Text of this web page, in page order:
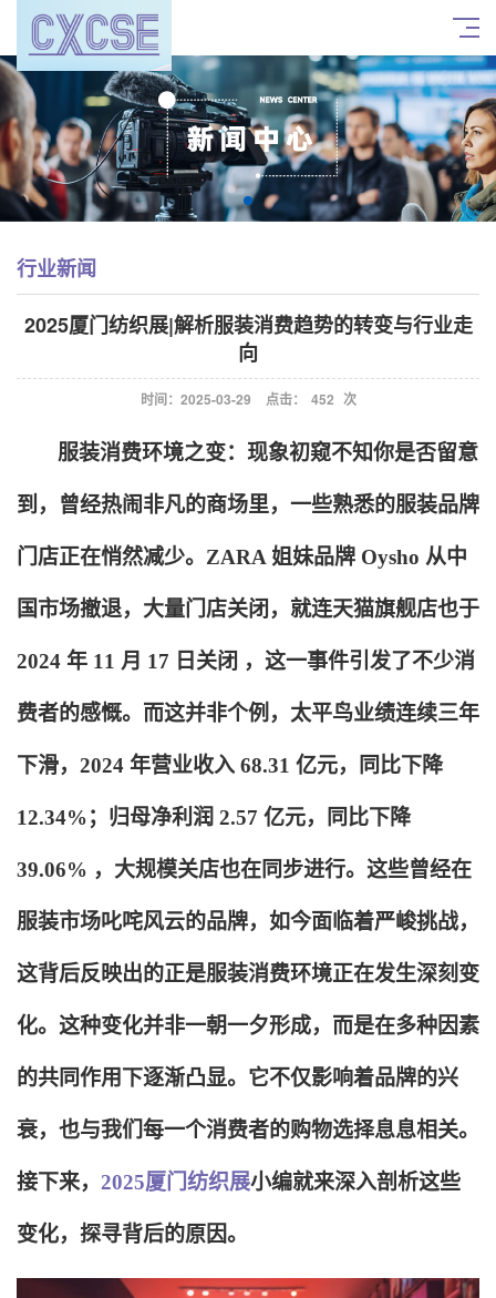
行业新闻
2025厦门纺织展|解析服装消费趋势的转变与行业走
向
时间：2025-03-29 点击： 452 次
服装消费环境之变：现象初窥不知你是否留意
到，曾经热闹非凡的商场里，一些熟悉的服装品牌
门店正在悄然减少。ZARA 姐妹品牌 Oysho 从中
国市场撤退，大量门店关闭，就连天猫旗舰店也于
2024 年 11 月 17 日关闭 ，这一事件引发了不少消
费者的感慨。而这并非个例，太平鸟业绩连续三年
下滑，2024 年营业收入 68.31 亿元，同比下降
12.34%；归母净利润 2.57 亿元，同比下降
39.06% ，大规模关店也在同步进行。这些曾经在
服装市场叱咤风云的品牌，如今面临着严峻挑战，
这背后反映出的正是服装消费环境正在发生深刻变
化。这种变化并非一朝一夕形成，而是在多种因素
的共同作用下逐渐凸显。它不仅影响着品牌的兴
衰，也与我们每一个消费者的购物选择息息相关。
接下来， 2025厦门纺织展小编就来深入剖析这些
变化，探寻背后的原因。